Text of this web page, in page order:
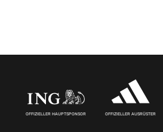
OFFIZIELLER HAUPTSPONSOR OFFIZIELLER AUSRÜSTER